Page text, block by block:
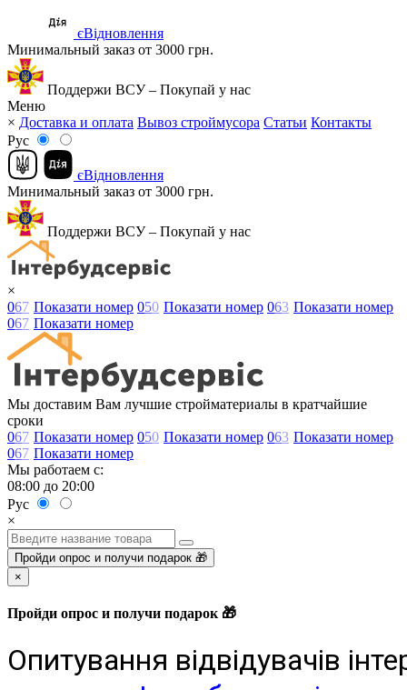
єВідновлення
Минимальный заказ от 3000 грн.
Поддержи ВСУ – Покупай у нас
Меню
× Доставка и оплата Вывоз строймусора Статьи Контакты
Рус
єВідновлення
Минимальный заказ от 3000 грн.
Поддержи ВСУ – Покупай у нас
×
067 Показати номер 050 Показати номер 063 Показати номер
067 Показати номер
Мы доставим Вам лучшие стройматериалы в кратчайшие
сроки
067 Показати номер 050 Показати номер 063 Показати номер
067 Показати номер
Мы работаем с:
08:00 до 20:00
Рус
×
Пройди опрос и получи подарок 🎁
×
Пройди опрос и получи подарок 🎁